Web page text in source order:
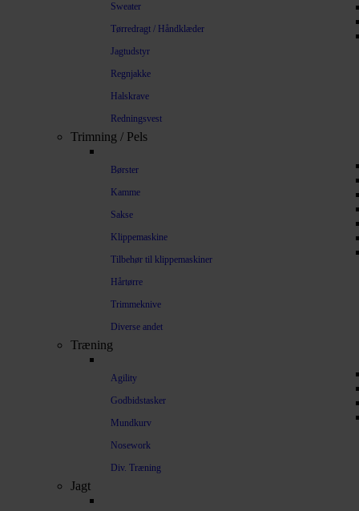
Sweater
Tørredragt / Håndklæder
Jagtudstyr
Regnjakke
Halskrave
Redningsvest
Trimning / Pels
Børster
Kamme
Sakse
Klippemaskine
Tilbehør til klippemaskiner
Hårtørre
Trimmeknive
Diverse andet
Træning
Agility
Godbidstasker
Mundkurv
Nosework
Div. Træning
Jagt